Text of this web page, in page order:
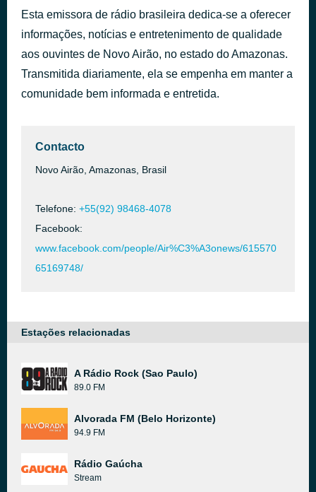
Esta emissora de rádio brasileira dedica-se a oferecer
informações, notícias e entretenimento de qualidade
aos ouvintes de Novo Airão, no estado do Amazonas.
Transmitida diariamente, ela se empenha em manter a
comunidade bem informada e entretida.
Contacto
Novo Airão, Amazonas, Brasil
Telefone: +55(92) 98468-4078
Facebook:
www.facebook.com/people/Air%C3%A3onews/615570
65169748/
Estações relacionadas
A Rádio Rock (Sao Paulo)
89.0 FM
Alvorada FM (Belo Horizonte)
94.9 FM
Rádio Gaúcha
Stream